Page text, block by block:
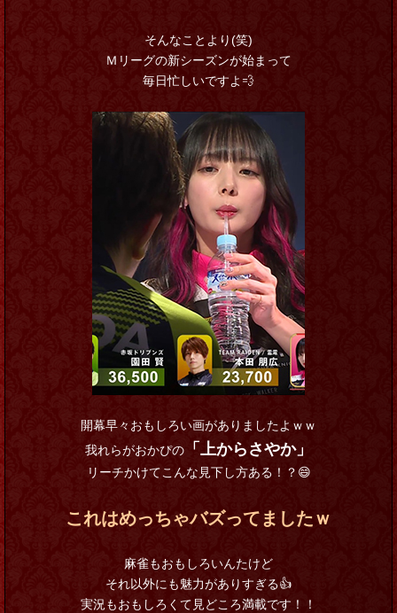
そんなことより(笑)
Ｍリーグの新シーズンが始まって
毎日忙しいですよ💨
開幕早々おもしろい画がありましたよｗｗ
我れらがおかぴの
「上からさやか」
リーチかけてこんな見下し方ある！？😄
これはめっちゃバズってましたｗ
麻雀もおもしろいんたけど
それ以外にも魅力がありすぎる👍
実況もおもしろくて見どころ満載です！！